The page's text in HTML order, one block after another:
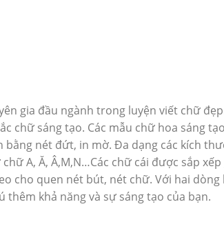
gia đầu ngành trong luyện viết chữ
chữ sáng tạo. Các mẫu chữ hoa sáng
nét đứt, in mờ. Đa dạng các kích
A, Ă, Â,M,N…Các chữ cái được sắp
cho quen nét bút, nét chữ. Với hai
khả năng và sự sáng tạo của bạn.